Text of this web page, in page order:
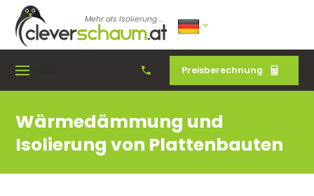
Mehr als Isolierung ...
Preisberechnung
Wärmedämmung und
Isolierung von Plattenbauten